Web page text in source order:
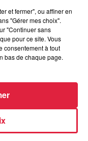
avec les
abrite une
et fermer", ou affiner en
"Gérer mes choix".
"Continuer sans
pour ce site. Vous
consentement à tout
bas de chaque page.